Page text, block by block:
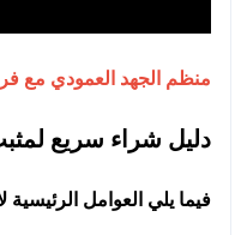
منظم الجهد العمودي مع
دليل شراء سريع
فيما يلي العوامل